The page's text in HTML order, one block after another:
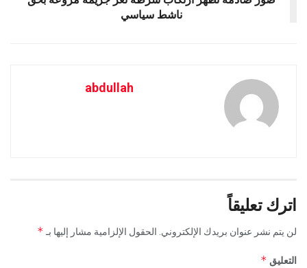
ناشط سياسي
abdullah
اترك تعليقاً
لن يتم نشر عنوان بريدك الإلكتروني. الحقول الإلزامية مشار إليها بـ *
التعليق *